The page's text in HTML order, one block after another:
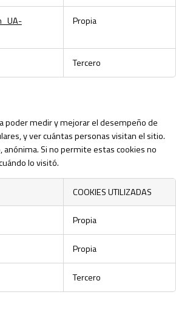
Propia
Tercero
poder medir y mejorar el desempeño de
y ver cuántas personas visitan el sitio.
anónima. Si no permite estas cookies no
lo visitó.
COOKIES UTILIZADAS
Propia
Propia
Tercero